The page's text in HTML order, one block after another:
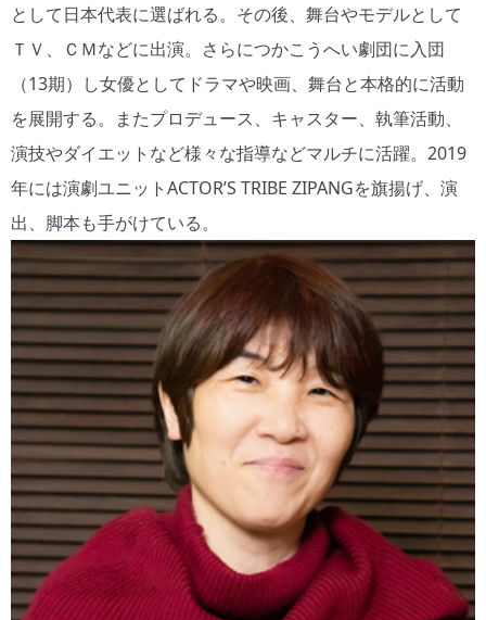
として日本代表に選ばれる。その後、舞台やモデルとして
ＴＶ、ＣＭなどに出演。さらにつかこうへい劇団に入団
（13期）し女優としてドラマや映画、舞台と本格的に活動
を展開する。またプロデュース、キャスター、執筆活動、
演技やダイエットなど様々な指導などマルチに活躍。2019
年には演劇ユニットACTOR’S TRIBE ZIPANGを旗揚げ、演
出、脚本も手がけている。